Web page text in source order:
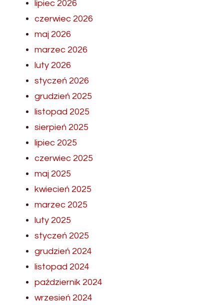
lipiec 2026
czerwiec 2026
maj 2026
marzec 2026
luty 2026
styczeń 2026
grudzień 2025
listopad 2025
sierpień 2025
lipiec 2025
czerwiec 2025
maj 2025
kwiecień 2025
marzec 2025
luty 2025
styczeń 2025
grudzień 2024
listopad 2024
październik 2024
wrzesień 2024